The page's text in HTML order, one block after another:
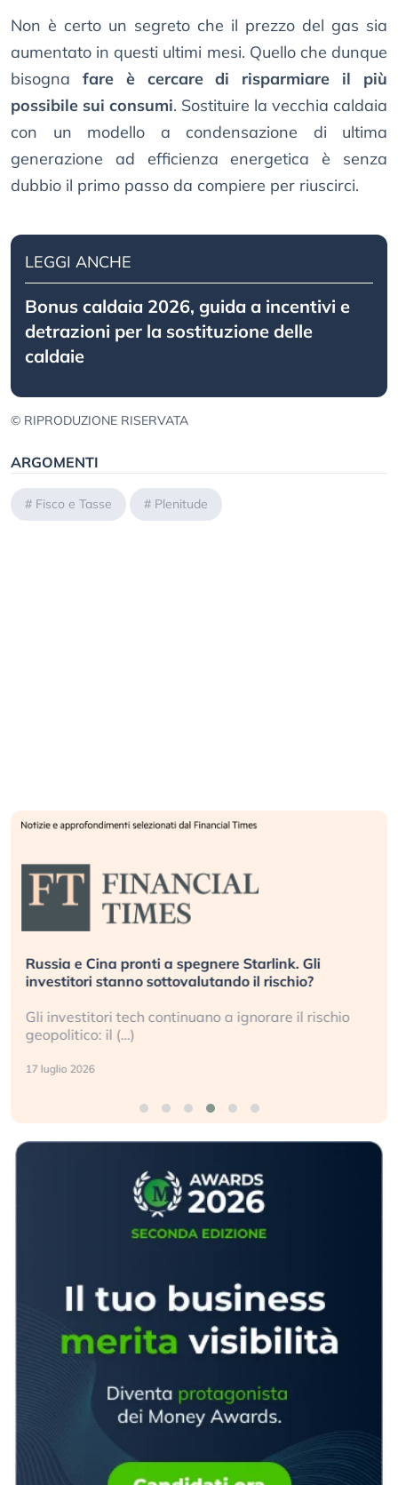
Non è certo un segreto che il prezzo del gas sia
aumentato in questi ultimi mesi. Quello che dunque
bisogna fare è cercare di risparmiare il più
possibile sui consumi. Sostituire la vecchia caldaia
con un modello a condensazione di ultima
generazione ad efficienza energetica è senza
dubbio il primo passo da compiere per riuscirci.
LEGGI ANCHE
Bonus caldaia 2026, guida a incentivi e
detrazioni per la sostituzione delle
caldaie
© RIPRODUZIONE RISERVATA
ARGOMENTI
# Fisco e Tasse # Plenitude
Russia e Cina pronti a spegnere Starlink. Gli
investitori stanno sottovalutando il rischio?
Gli investitori tech continuano a ignorare il rischio
geopolitico: il (…)
17 luglio 2026